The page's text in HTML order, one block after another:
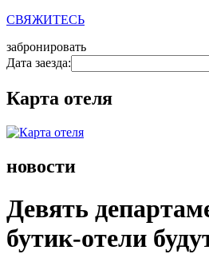
СВЯЖИТЕСЬ
забронировать
Дата заезда:
Карта отеля
новости
Девять
бутик-отели